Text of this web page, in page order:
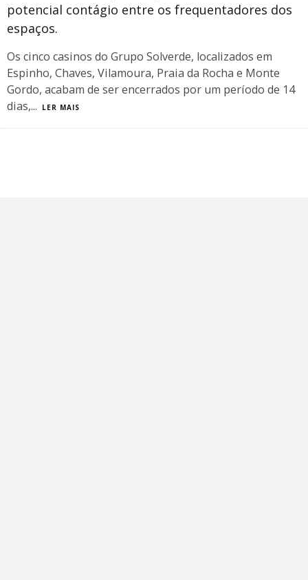
potencial contágio entre os frequentadores dos
espaços.
Os cinco casinos do Grupo Solverde, localizados em
Espinho, Chaves, Vilamoura, Praia da Rocha e Monte
Gordo, acabam de ser encerrados por um período de 14
dias,... LER MAIS